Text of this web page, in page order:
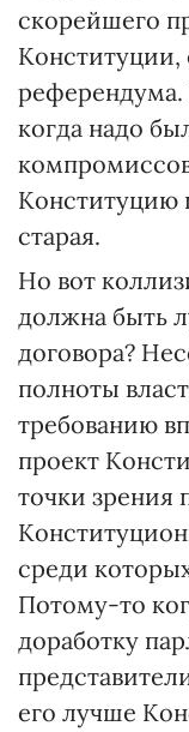
скорейшего
Конституции,
когда надо
Конституцию
старая.
Но вот
должна быть
договора?
полноты
требованию
проект
точки зрения
среди
Потому-то
доработку
его лучше